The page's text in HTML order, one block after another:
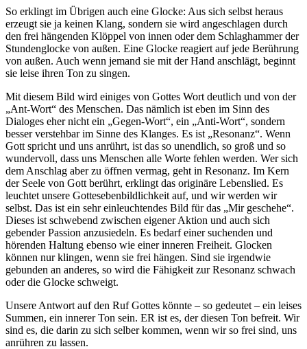
So erklingt im Übrigen auch eine Glocke: Aus sich selbst heraus
erzeugt sie ja keinen Klang, sondern sie wird angeschlagen durch
den frei hängenden Klöppel von innen oder dem Schlaghammer der
Stundenglocke von außen. Eine Glocke reagiert auf jede Berührung
von außen. Auch wenn jemand sie mit der Hand anschlägt, beginnt
sie leise ihren Ton zu singen.
Mit diesem Bild wird einiges von Gottes Wort deutlich und von der
„Ant-Wort“ des Menschen. Das nämlich ist eben im Sinn des
Dialoges eher nicht ein „Gegen-Wort“, ein „Anti-Wort“, sondern
besser verstehbar im Sinne des Klanges. Es ist „Resonanz“. Wenn
Gott spricht und uns anrührt, ist das so unendlich, so groß und so
wundervoll, dass uns Menschen alle Worte fehlen werden. Wer sich
dem Anschlag aber zu öffnen vermag, geht in Resonanz. Im Kern
der Seele von Gott berührt, erklingt das originäre Lebenslied. Es
leuchtet unsere Gottesebenbildlichkeit auf, und wir werden wir
selbst. Das ist ein sehr einleuchtendes Bild für das „Mir geschehe“.
Dieses ist schwebend zwischen eigener Aktion und auch sich
gebender Passion anzusiedeln. Es bedarf einer suchenden und
hörenden Haltung ebenso wie einer inneren Freiheit. Glocken
können nur klingen, wenn sie frei hängen. Sind sie irgendwie
gebunden an anderes, so wird die Fähigkeit zur Resonanz schwach
oder die Glocke schweigt.
Unsere Antwort auf den Ruf Gottes könnte – so gedeutet – ein leises
Summen, ein innerer Ton sein. ER ist es, der diesen Ton befreit. Wir
sind es, die darin zu sich selber kommen, wenn wir so frei sind, uns
anrühren zu lassen.